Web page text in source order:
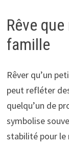
Rêve
famille
Rêver qu’un
peut refléter
quelqu’un de
symbolise
stabilité pour le